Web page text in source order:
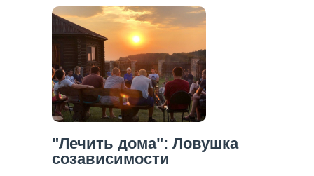
(ПТСР):
Что
Это
Такое
И
Как
С
Ним
Справиться
"Лечить дома": Ловушка
созависимости